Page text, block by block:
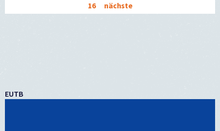
16
nächste
EUTB